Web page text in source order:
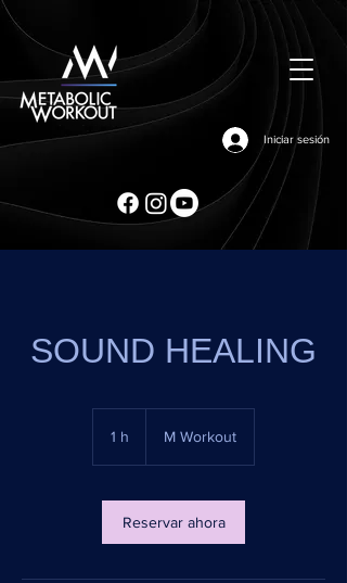
Iniciar sesión
SOUND HEALING
1 h M Workout
Reservar ahora